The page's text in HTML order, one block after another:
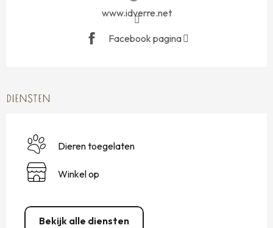
www.idverre.net
Facebook pagina
DIENSTEN
Dieren toegelaten
Winkel op
Bekijk alle diensten